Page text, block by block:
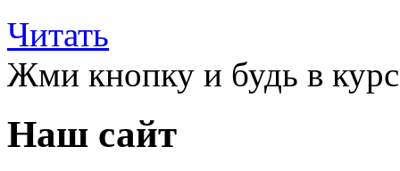
Читать
Жми кнопку и будь в
Наш сайт